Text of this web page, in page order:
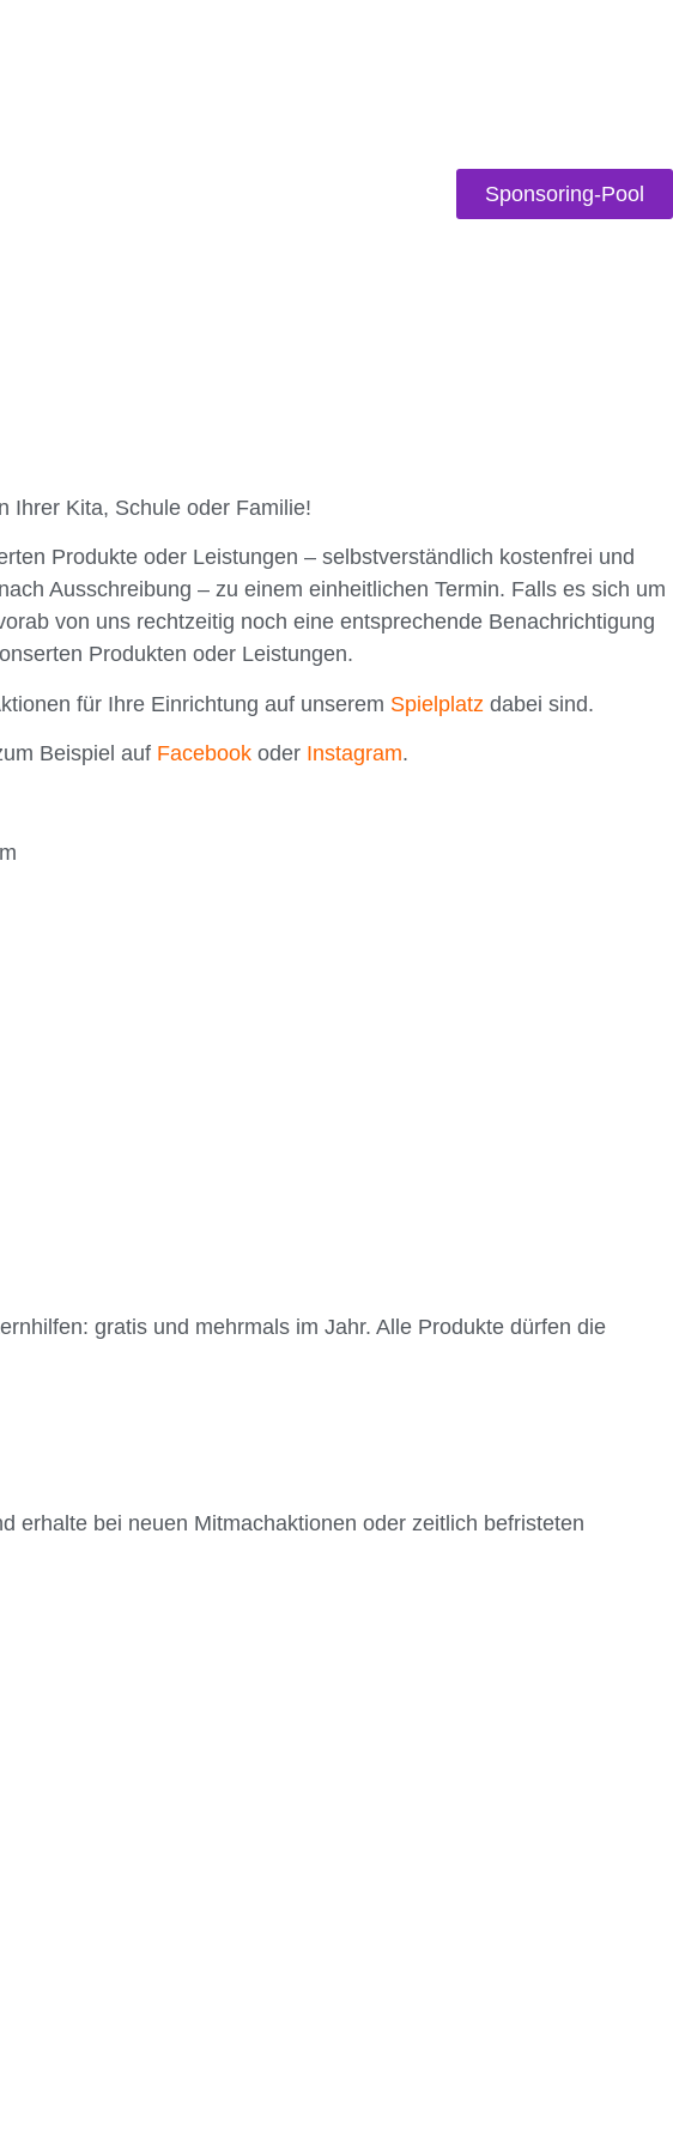
Sponsoring-Pool
Ihrer Kita, Schule oder Familie!
Produkte oder Leistungen – selbstverständlich kostenfrei und
Ausschreibung – zu einem einheitlichen Termin. Falls es sich um
von uns rechtzeitig noch eine entsprechende Benachrichtigung
Produkten oder Leistungen.
für Ihre Einrichtung auf unserem Spielplatz dabei sind.
Beispiel auf Facebook oder Instagram.
gratis und mehrmals im Jahr. Alle Produkte dürfen die
erhalte bei neuen Mitmachaktionen oder zeitlich befristeten